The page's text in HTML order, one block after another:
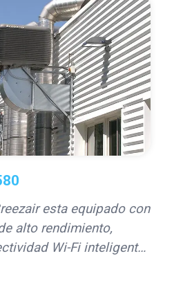
esta equipado con
alto rendimiento,
Wi-Fi inteligente